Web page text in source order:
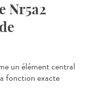
Nr5a2
un élément central
fonction exacte